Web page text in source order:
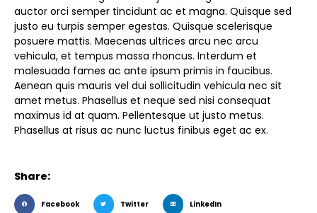
auctor orci semper tincidunt ac et magna. Quisque sed
justo eu turpis semper egestas. Quisque scelerisque
posuere mattis. Maecenas ultrices arcu nec arcu
vehicula, et tempus massa rhoncus. Interdum et
malesuada fames ac ante ipsum primis in faucibus.
Aenean quis mauris vel dui sollicitudin vehicula nec sit
amet metus. Phasellus et neque sed nisi consequat
maximus id at quam. Pellentesque ut justo metus.
Phasellus at risus ac nunc luctus finibus eget ac ex.
Share:
Facebook Twitter LinkedIn